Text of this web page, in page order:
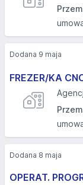
FREZER/KA
Dodana 9 maja
OPERAT.
Dodana 8 maja